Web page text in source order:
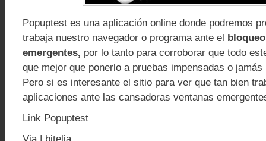
Popuptest es una aplicación online donde podremos
trabaja nuestro navegador o programa ante el
emergentes, por lo tanto para corroborar que todo
que mejor que ponerlo a pruebas impensadas o
Pero si es interesante el sitio para ver que tan bien
aplicaciones ante las cansadoras ventanas
Link Popuptest